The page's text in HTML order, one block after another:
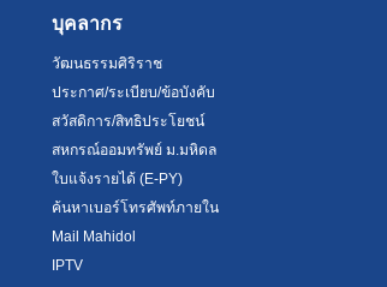
บุคลากร
วัฒนธรรมศิริราช
ประกาศ/ระเบียบ/ข้อบังคับ
สวัสดิการ/สิทธิประโยชน์
สหกรณ์ออมทรัพย์ ม.มหิดล
ใบแจ้งรายได้ (E-PY)
ค้นหาเบอร์โทรศัพท์ภายใน
Mail Mahidol
IPTV